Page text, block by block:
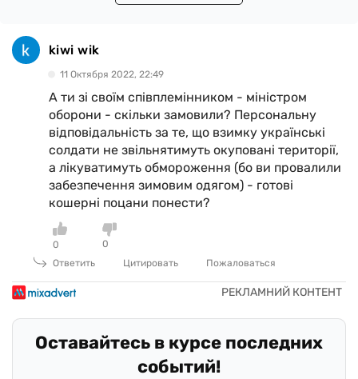
kiwi wik
11 Октября 2022, 22:49
А ти зі своїм співплемінником - міністром
оборони - скільки замовили? Персональну
відповідальність за те, що взимку українські
солдати не звільнятимуть окуповані території,
а лікуватимуть обмороження (бо ви провалили
забезпечення зимовим одягом) - готові
кошерні поцани понести?
0
0
Ответить
Цитировать Пожаловаться
Оставайтесь в курсе последних
событий!